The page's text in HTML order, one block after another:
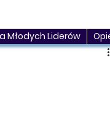
Młodych Liderów